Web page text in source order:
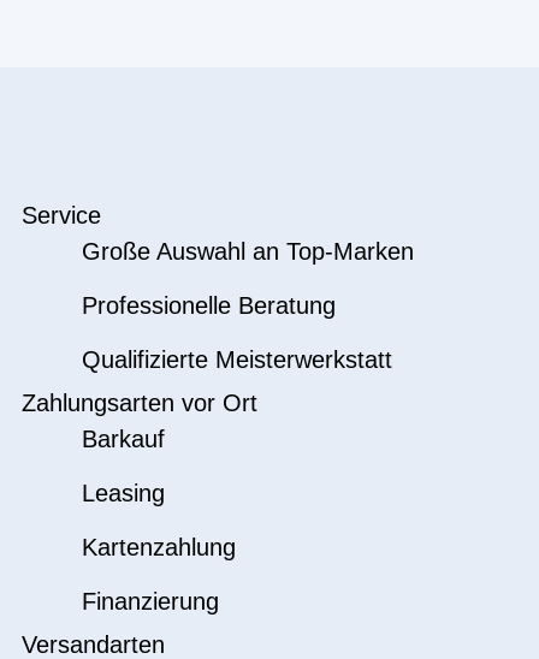
Service
Große Auswahl an Top-Marken
Professionelle Beratung
Qualifizierte Meisterwerkstatt
Zahlungsarten vor Ort
Barkauf
Leasing
Kartenzahlung
Finanzierung
Versandarten